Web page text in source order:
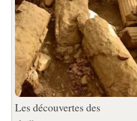
Les découvertes des